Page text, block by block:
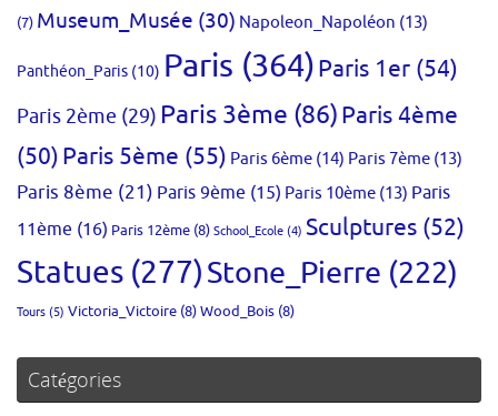
(7) Museum_Musée (30) Napoleon_Napoléon (13)
Panthéon_Paris (10) Paris (364)Paris 1er (54)
Paris 2ème (29) Paris 3ème (86)Paris 4ème
(50)Paris 5ème (55) Paris 6ème (14) Paris 7ème (13)
Paris 8ème (21) Paris 9ème (15) Paris 10ème (13) Paris
11ème (16) Paris 12ème (8) School_Ecole (4) Sculptures (52)
Statues (277)Stone_Pierre (222)
Tours (5) Victoria_Victoire (8)Wood_Bois (8)
Catégories